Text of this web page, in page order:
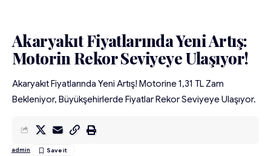
Akaryakıt Fiyatlarında Yeni Artış:
Motorin Rekor Seviyeye Ulaşıyor!
Akaryakıt Fiyatlarında Yeni Artış! Motorine 1,31 TL Zam
Bekleniyor, Büyükşehirlerde Fiyatlar Rekor Seviyeye Ulaşıyor.
admin